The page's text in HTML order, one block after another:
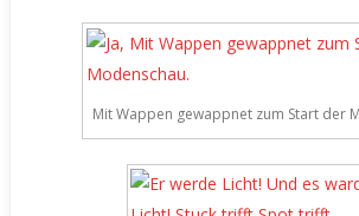
Mit Wappen gewappnet zum Start der